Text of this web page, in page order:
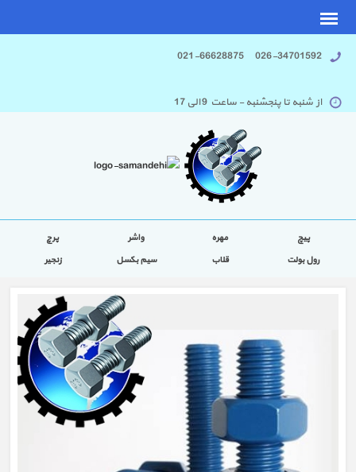
026-34701592 021-66628875
از شنبه تا پنجشنبه - ساعت 9 الی 17
پیچ مهره واشر
پرچ
رول بولت
قلاب سیم بکسل زنجیر